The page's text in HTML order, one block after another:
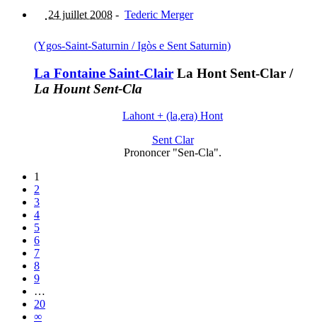
24 juillet 2008 - Tederic Merger
(Ygos-Saint-Saturnin / Igòs e Sent Saturnin)
La Fontaine Saint-Clair La Hont Sent-Clar /
La Hount Sent-Cla
Lahont + (la,era) Hont
Sent Clar
Prononcer "Sen-Cla".
1
2
3
4
5
6
7
8
9
…
20
∞